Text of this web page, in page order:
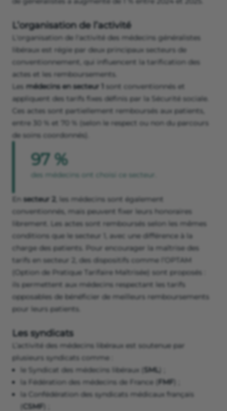
L’organisation de l’activité
L'organisation de l'activité des médecins généralistes
libéraux est régie par deux principaux secteurs de
conventionnement, qui influencent la tarification des
actes et les remboursements.
Les médecins en secteur 1
sont conventionnés et
appliquent des tarifs fixes définis par la Sécurité sociale.
Ces actes sont partiellement remboursés aux patients,
entre 30 % et 70 % (selon le respect ou non du parcours
de soins coordonnés).
97 %
des médecins ont choisi ce secteur.
En secteur 2
, les médecins sont également
conventionnés, mais peuvent fixer leurs honoraires
librement. Les actes sont remboursés selon les mêmes
conditions que le secteur 1, avec une différence à la
charge des patients. Pour encourager la maîtrise des
tarifs en secteur 2, des dispositifs comme l’OPTAM
(Option de Pratique Tarifaire Maîtrisée) sont proposés :
ils permettent aux médecins respectant les tarifs
opposables de bénéficier de meilleurs remboursements
pour leurs patients.
Les syndicats
L’activité des médecins libéraux est soutenue par
plusieurs syndicats comme :
le Syndicat des médecins libéraux (
SML) ;
la Fédération des médecins de France ( FMF
la Confédération des syndicats médicaux français
CSMF